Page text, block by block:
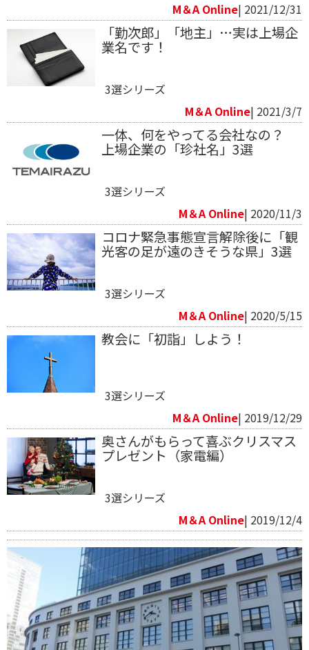
M＆A Online| 2021/12/31
「勤次郎」「地主」…実は上場企
業名です！
3選シリーズ
M＆A Online| 2021/3/7
一体、何をやってる会社なの？
上場企業の「珍社名」3選
3選シリーズ
M＆A Online| 2020/11/3
コロナ緊急事態宣言解除後に「観
光客の足が遠のきそうな県」3選
3選シリーズ
M＆A Online| 2020/5/15
教会に「初詣」しよう！
3選シリーズ
M＆A Online| 2019/12/29
奥さんがもらって喜ぶクリスマス
プレゼント（家電編）
3選シリーズ
M＆A Online| 2019/12/4